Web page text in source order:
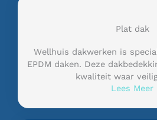
Plat dak
Wellhuis dakwerken is
EPDM daken. Deze
kwaliteit waar
Lees Meer